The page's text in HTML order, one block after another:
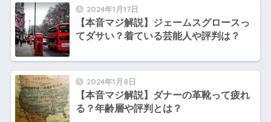
2024年1月17日
【本音マジ解説】ジェームスグロースっ
てダサい？着ている芸能人や評判は？
2024年1月8日
【本音マジ解説】ダナーの革靴って疲れ
る？年齢層や評判とは？